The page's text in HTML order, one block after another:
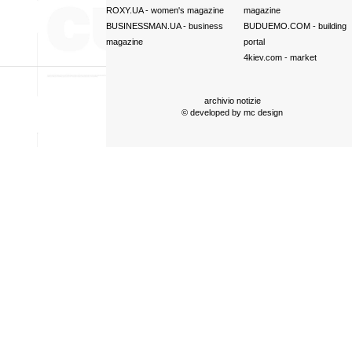
ROXY.UA- women's magazine
BUSINESSMAN.UA- business
magazine
magazine
BUDUEMO.COM- building
portal
4kiev.com- market
archivio notizie
© developed by mc design